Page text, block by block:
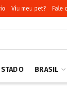
Viu meu pet? Fale
BRASIL